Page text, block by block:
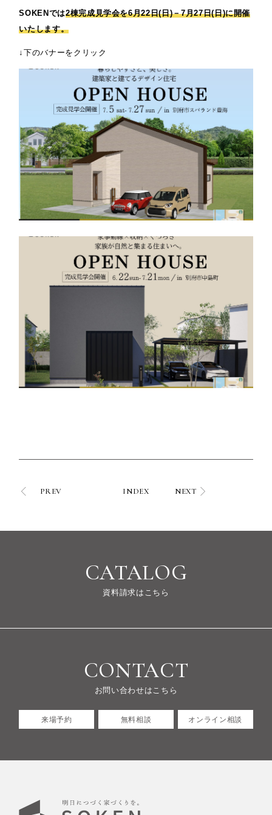
SOKENでは2棟完成見学会を6月22日(日)－7月27日(日)に開催
いたします。
↓下のバナーをクリック
PREV INDEX NEXT
CATALOG
資料請求はこちら
CONTACT
お問い合わせはこちら
来場予約 無料相談 オンライン相談